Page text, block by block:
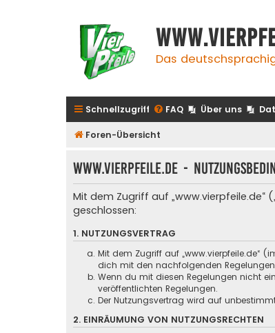
Das
Schnellzugriff FAQ Über uns
Foren-Übersicht
www.vierpfeile.de -
Mit dem Zugriff auf
geschlossen:
1. NUTZUNGSVERTRAG
Mit dem Zugriff auf „www.vierpfeile.de“
dich mit den nachfolgenden
Wenn du mit diesen Regelungen nicht
veröffentlichten Regelungen.
Der Nutzungsvertrag wird auf
2. EINRÄUMUNG VON NUTZUNGSRECHTEN